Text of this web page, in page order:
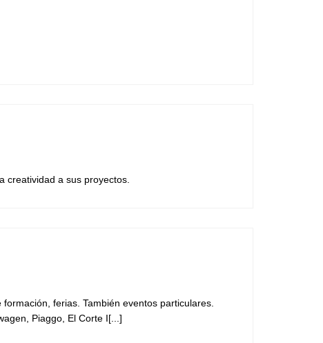
creatividad a sus proyectos.
ferias. También eventos particulares.
Piaggo, El Corte I[...]